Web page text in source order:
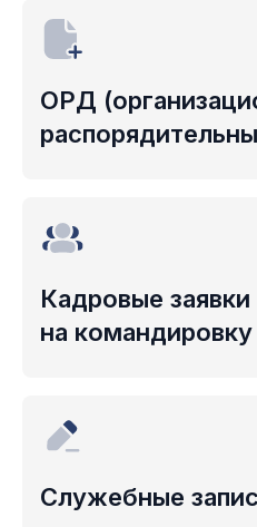
ОРД
Кадровые заявки
на командировку
Служебные